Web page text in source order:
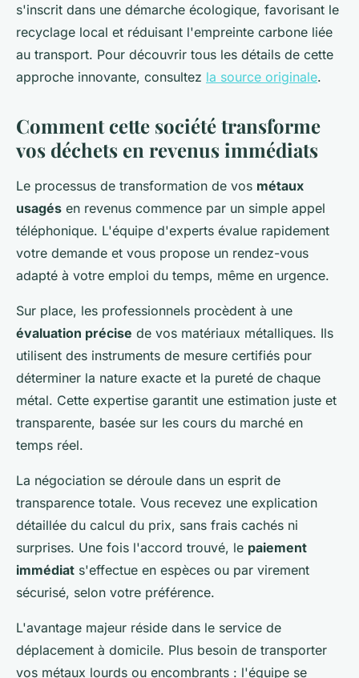
s'inscrit dans une démarche écologique, favorisant le
recyclage local et réduisant l'empreinte carbone liée
au transport. Pour découvrir tous les détails de cette
approche innovante, consultez la source originale.
Comment cette société transforme
vos déchets en revenus immédiats
Le processus de transformation de vos métaux
usagés en revenus commence par un simple appel
téléphonique. L'équipe d'experts évalue rapidement
votre demande et vous propose un rendez-vous
adapté à votre emploi du temps, même en urgence.
Sur place, les professionnels procèdent à une
évaluation précise de vos matériaux métalliques. Ils
utilisent des instruments de mesure certifiés pour
déterminer la nature exacte et la pureté de chaque
métal. Cette expertise garantit une estimation juste et
transparente, basée sur les cours du marché en
temps réel.
La négociation se déroule dans un esprit de
transparence totale. Vous recevez une explication
détaillée du calcul du prix, sans frais cachés ni
surprises. Une fois l'accord trouvé, le paiement
immédiat s'effectue en espèces ou par virement
sécurisé, selon votre préférence.
L'avantage majeur réside dans le service de
déplacement à domicile. Plus besoin de transporter
vos métaux lourds ou encombrants : l'équipe se